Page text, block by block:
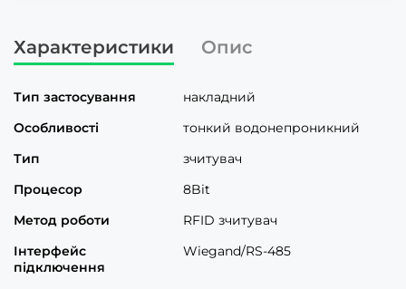
Характеристики Опис
Тип застосування
накладний
Особливості
тонкий водонепроникний
Тип
зчитувач
Процесор
8Bit
Метод роботи
RFID зчитувач
Інтерфейс
підключення
Wiegand/RS-485